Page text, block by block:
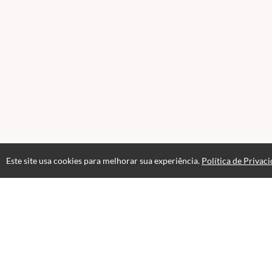
FAQ
Este site usa cookies para melhorar sua experiência. Política de